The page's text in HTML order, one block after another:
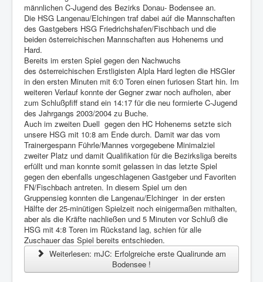
männlichen C-Jugend des Bezirks Donau- Bodensee an.
Die HSG Langenau/Elchingen traf dabei aúf die Mannschaften
des Gastgebers HSG Friedrichshafen/Fischbach und die
beiden österreichischen Mannschaften aus Hohenems und
Hard.
Bereits im ersten Spiel gegen den Nachwuchs
des österreichischen Erstligisten Alpla Hard legten die HSGler
in den ersten Minuten mit 6:0 Toren einen furiosen Start hin. Im
weiteren Verlauf konnte der Gegner zwar noch aufholen, aber
zum Schlußpfiff stand ein 14:17 für die neu formierte C-Jugend
des Jahrgangs 2003/2004 zu Buche.
Auch im zweiten Duell gegen den HC Hohenems setzte sich
unsere HSG mit 10:8 am Ende durch. Damit war das vom
Trainergespann Führle/Mannes vorgegebene Minimalziel
zweiter Platz und damit Qualifikation für die Bezirksliga bereits
erfüllt und man konnte somit gelassen in das letzte Spiel
gegen den ebenfalls ungeschlagenen Gastgeber und Favoriten
FN/Fischbach antreten. In diesem Spiel um den
Gruppensieg konnten die Langenau/Elchinger in der ersten
Hälfte der 25-minütigen Spielzeit noch einigermaßen mithalten,
aber als die Kräfte nachließen und 5 Minuten vor Schluß die
HSG mit 4:8 Toren im Rückstand lag, schien für alle
Zuschauer das Spiel bereits entschieden.
Weiterlesen: mJC: Erfolgreiche erste Qualirunde am
Bodensee !